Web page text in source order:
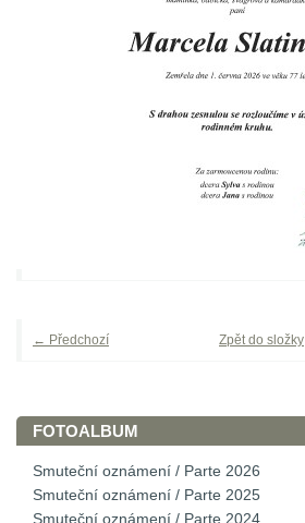
← Předchozí Zpět do složky
FOTOALBUM
Smuteční oznámení / Parte 2026
Smuteční oznámení / Parte 2025
Smuteční oznámení / Parte 2024